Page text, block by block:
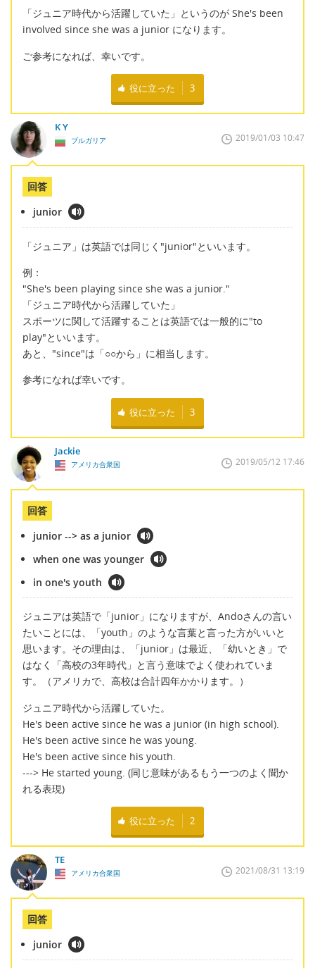
「ジュニア時代から活躍していた」というのが She's been
involved since she was a junior になります。
ご参考になれば、幸いです。
役に立った 3
K Y
ブルガリア 2019/01/03 10:47
回答
junior
「ジュニア」は英語では同じく"junior"といいます。
例：
"She's been playing since she was a junior."
「ジュニア時代から活躍していた」
スポーツに関して活躍することは英語では一般的に"to
play"といいます。
あと、"since"は「○○から」に相当します。
参考になれば幸いです。
役に立った 3
Jackie
アメリカ合衆国 2019/05/12 17:46
回答
junior --> as a junior
when one was younger
in one's youth
ジュニアは英語で「junior」になりますが、Andoさんの言い
たいことには、「youth」のような言葉と言った方がいいと
思います。その理由は、「junior」は最近、「幼いとき」で
はなく「高校の3年時代」と言う意味でよく使われていま
す。（アメリカで、高校は合計四年かかります。）
ジュニア時代から活躍していた。
He's been active since he was a junior (in high school).
He's been active since he was young.
He's been active since his youth.
---> He started young. (同じ意味があるもう一つのよく聞か
れる表現)
役に立った 2
TE
アメリカ合衆国 2021/08/31 13:19
回答
junior